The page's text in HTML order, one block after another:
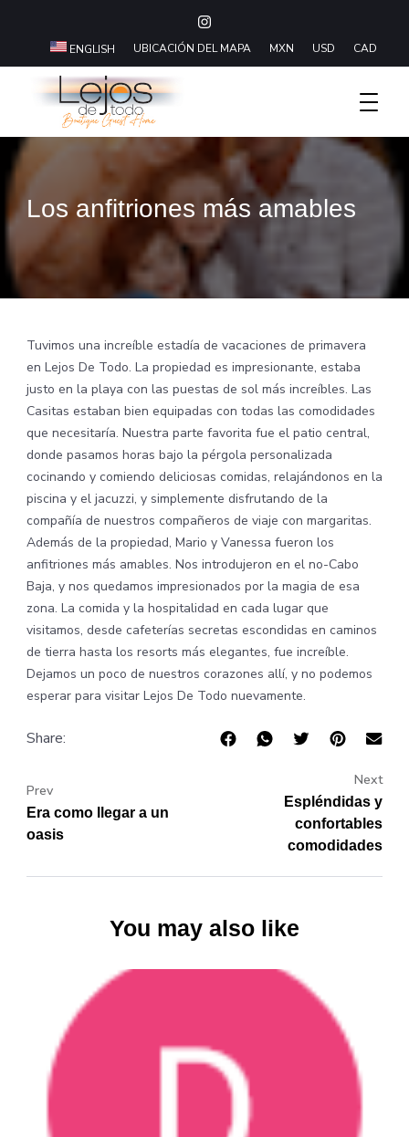
ENGLISH UBICACIÓN DEL MAPA MXN USD CAD
Lejos De Todo
Boutique Hotel Baja California Sur
Los anfitriones más amables
Tuvimos una increíble estadía de vacaciones de primavera
en Lejos De Todo. La propiedad es impresionante, estaba
justo en la playa con las puestas de sol más increíbles. Las
Casitas estaban bien equipadas con todas las comodidades
que necesitaría. Nuestra parte favorita fue el patio central,
donde pasamos horas bajo la pérgola personalizada
cocinando y comiendo deliciosas comidas, relajándonos en la
piscina y el jacuzzi, y simplemente disfrutando de la
compañía de nuestros compañeros de viaje con margaritas.
Además de la propiedad, Mario y Vanessa fueron los
anfitriones más amables. Nos introdujeron en el no-Cabo
Baja, y nos quedamos impresionados por la magia de esa
zona. La comida y la hospitalidad en cada lugar que
visitamos, desde cafeterías secretas escondidas en caminos
de tierra hasta los resorts más elegantes, fue increíble.
Dejamos un poco de nuestros corazones allí, y no podemos
esperar para visitar Lejos De Todo nuevamente.
Share:
Era como llegar a un
oasis
Prev
Espléndidas y
confortables
comodidades
Next
You may also like